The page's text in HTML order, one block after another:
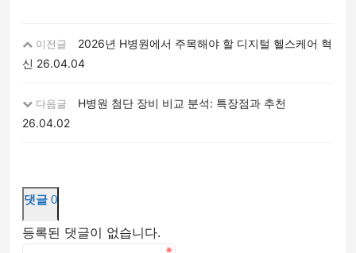
이전글
2026년 H병원에서 주목해야 할 디지털 헬스케어 혁
신 26.04.04
다음글
H병원 첨단 장비 비교 분석: 특장점과 추천
26.04.02
댓글 0
등록된 댓글이 없습니다.